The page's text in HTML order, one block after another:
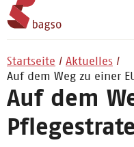
Startseite
Aktuelles
Auf dem Weg zu einer
Auf dem